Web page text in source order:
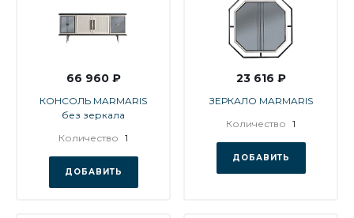
66 960 ₽
КОНСОЛЬ MARMARIS
без зеркала
Количество 1
ДОБАВИТЬ
23 616 ₽
ЗЕРКАЛО MARMARIS
Количество 1
ДОБАВИТЬ